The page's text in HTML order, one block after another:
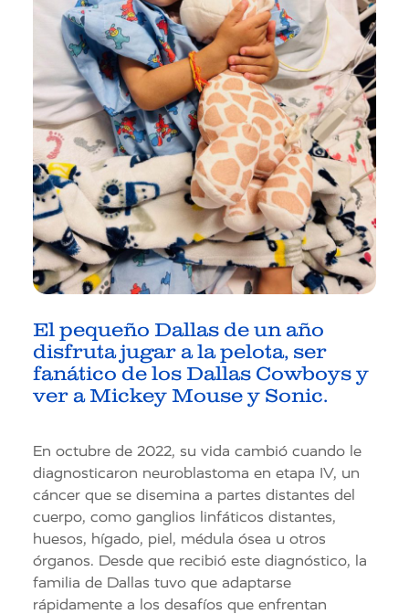
El pequeño Dallas de un año
disfruta jugar a la pelota, ser
fanático de los Dallas Cowboys y
ver a Mickey Mouse y Sonic.
En octubre de 2022, su vida cambió cuando le
diagnosticaron neuroblastoma en etapa IV, un
cáncer que se disemina a partes distantes del
cuerpo, como ganglios linfáticos distantes,
huesos, hígado, piel, médula ósea u otros
órganos. Desde que recibió este diagnóstico, la
familia de Dallas tuvo que adaptarse
rápidamente a los desafíos que enfrentan